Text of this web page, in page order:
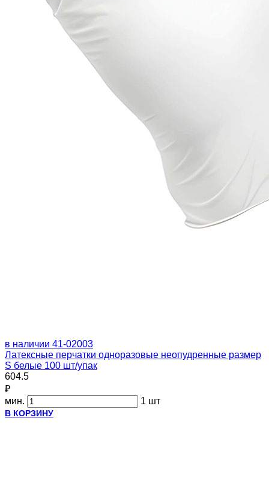
в наличии 41-02003
Латексные перчатки одноразовые неопудренные размер
S белые 100 шт/упак
604.5
₽
мин.
1 шт
В КОРЗИНУ